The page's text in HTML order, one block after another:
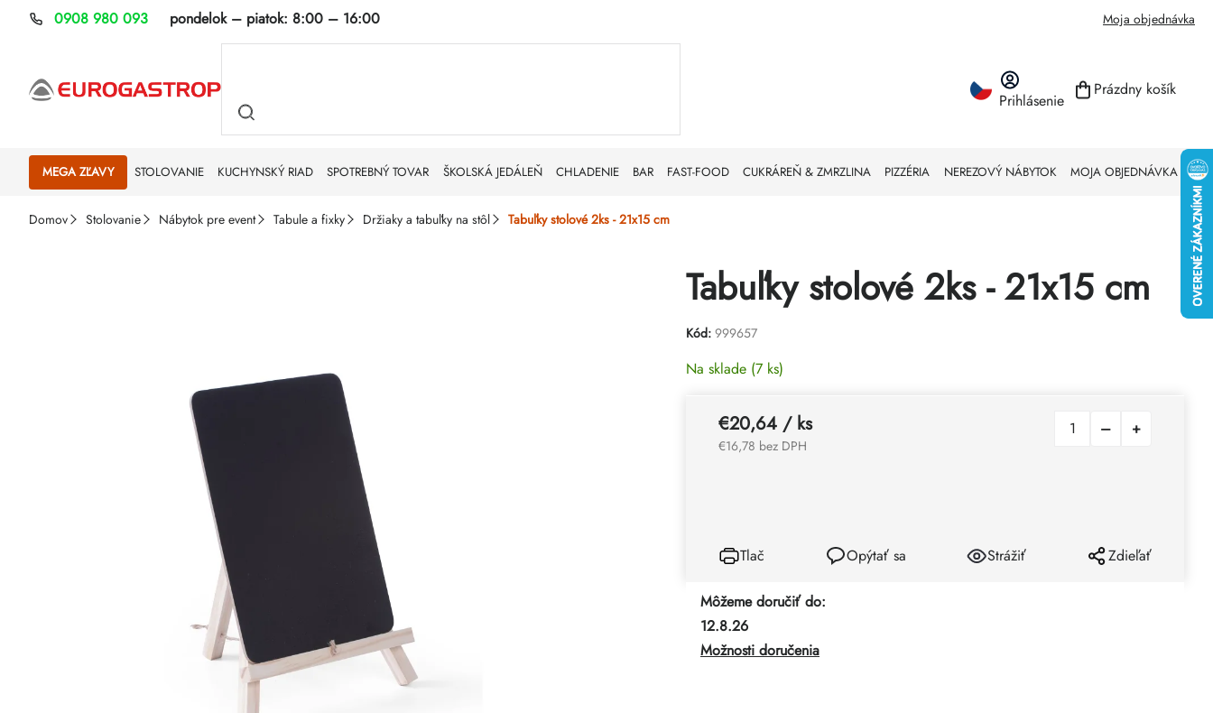
Prejsť
0908 980 093 pondelok – piatok: 8:00 – 16:00 Moja objednávka
Prihlásenie NÁKUPNÝ
Prázdny košík
MEGA ZĽAVY STOLOVANIE KUCHYNSKÝ RIAD SPOTREBNÝ TOVAR ŠKOLSKÁ JEDÁLEŇ CHLADENIE BAR FAST-FOOD CUKRÁREŇ & ZMRZLINA PIZZÉRIA NEREZOVÝ NÁBYTOK MOJA OBJEDNÁVKA
Domov Stolovanie Nábytok pre event Tabule a fixky Držiaky a tabuľky na stôl Tabuľky stolové 2ks - 21x15 cm
Tabuľky stolové 2ks - 21x15 cm
Kód: 999657
Na sklade (7 ks)
Môžeme doručiť do:
12.8.26
Možnosti doručenia
€20,64 / ks
€16,78 bez DPH
Tlač Opýtať sa Strážiť Zdieľať